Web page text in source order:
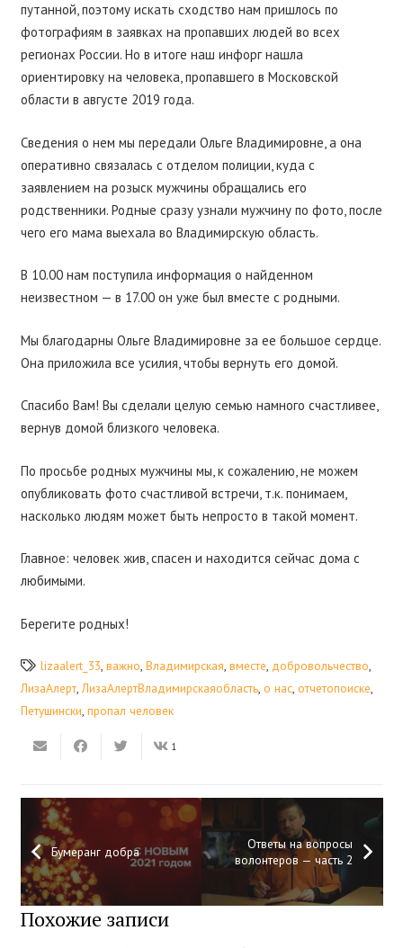
путанной, поэтому искать сходство нам пришлось по
фотографиям в заявках на пропавших людей во всех
регионах России. Но в итоге наш инфорг нашла
ориентировку на человека, пропавшего в Московской
области в августе 2019 года.
Сведения о нем мы передали Ольге Владимировне, а она
оперативно связалась с отделом полиции, куда с
заявлением на розыск мужчины обращались его
родственники. Родные сразу узнали мужчину по фото, после
чего его мама выехала во Владимирскую область.
В 10.00 нам поступила информация о найденном
неизвестном — в 17.00 он уже был вместе с родными.
Мы благодарны Ольге Владимировне за ее большое сердце.
Она приложила все усилия, чтобы вернуть его домой.
Спасибо Вам! Вы сделали целую семью намного счастливее,
вернув домой близкого человека.
По просьбе родных мужчины мы, к сожалению, не можем
опубликовать фото счастливой встречи, т.к. понимаем,
насколько людям может быть непросто в такой момент.
Главное: человек жив, спасен и находится сейчас дома с
любимыми.
Берегите родных!
lizaalert_33, важно, Владимирская, вместе, добровольчество,
ЛизаАлерт,ЛизаАлертВладимирскаяобласть, о нас, отчетопоиске,
Петушински, пропал человек
1
Бумеранг добра
Ответы на вопросы
волонтеров — часть 2
Похожие записи